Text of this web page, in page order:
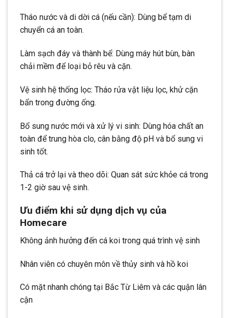
Tháo nước và di dời cá (nếu cần): Dùng bể tạm di
chuyển cá an toàn.
Làm sạch đáy và thành bể: Dùng máy hút bùn, bàn
chải mềm để loại bỏ rêu và cặn.
Vệ sinh hệ thống lọc: Tháo rửa vật liệu lọc, khử cặn
bẩn trong đường ống.
Bổ sung nước mới và xử lý vi sinh: Dùng hóa chất an
toàn để trung hòa clo, cân bằng độ pH và bổ sung vi
sinh tốt.
Thả cá trở lại và theo dõi: Quan sát sức khỏe cá trong
1-2 giờ sau vệ sinh.
Ưu điểm khi sử dụng dịch vụ của
Homecare
Không ảnh hưởng đến cá koi trong quá trình vệ sinh
Nhân viên có chuyên môn về thủy sinh và hồ koi
Có mặt nhanh chóng tại Bắc Từ Liêm và các quận lân
cận